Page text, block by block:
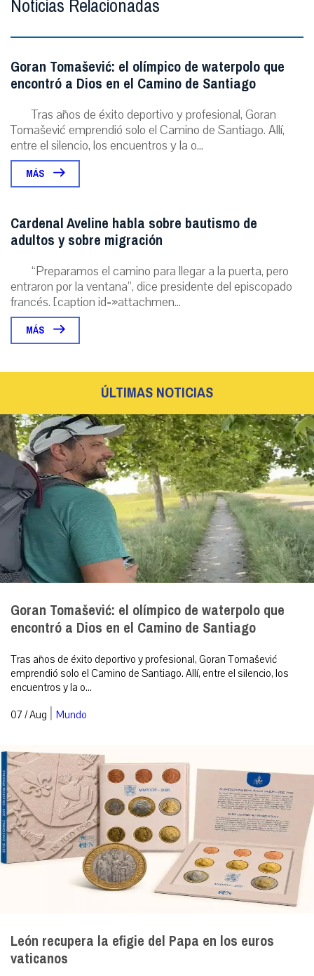
Goran Tomašević: el olímpico de waterpolo que
encontró a Dios en el Camino de Santiago
Tras años de éxito deportivo y profesional, Goran
Tomašević emprendió solo el Camino de Santiago. Allí,
entre el silencio, los encuentros y la o...
MÁS
Cardenal Aveline habla sobre bautismo de
adultos y sobre migración
“Preparamos el camino para llegar a la puerta, pero
entraron por la ventana”, dice presidente del episcopado
francés. [caption id=»attachmen...
MÁS
ÚLTIMAS NOTICIAS
Goran Tomašević: el olímpico de waterpolo que
encontró a Dios en el Camino de Santiago
Tras años de éxito deportivo y profesional, Goran Tomašević
emprendió solo el Camino de Santiago. Allí, entre el silencio, los
encuentros y la o...
07 / Aug | Mundo
León recupera la efigie del Papa en los euros
vaticanos